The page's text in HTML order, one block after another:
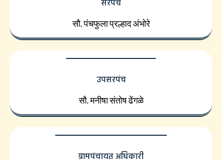
सरपंच
सौ. पंचफुला प्रल्हाद अंभोरे
उपसरपंच
सौ. मनीषा संतोष ढेंगळे
ग्रामपंचायत अधिकारी